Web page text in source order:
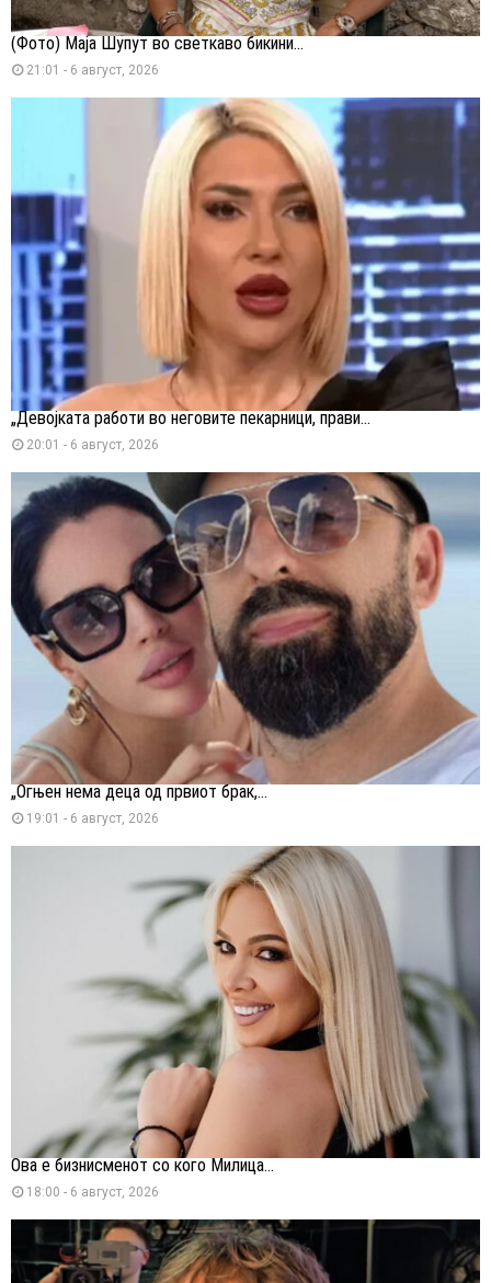
(Фото) Маја Шупут во светкаво бикини...
21:01 - 6 август, 2026
„Девојката работи во неговите пекарници, прави...
20:01 - 6 август, 2026
„Огњен нема деца од првиот брак,...
19:01 - 6 август, 2026
Ова е бизнисменот со кого Милица...
18:00 - 6 август, 2026